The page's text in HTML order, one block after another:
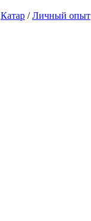
Катар /Личный опыт